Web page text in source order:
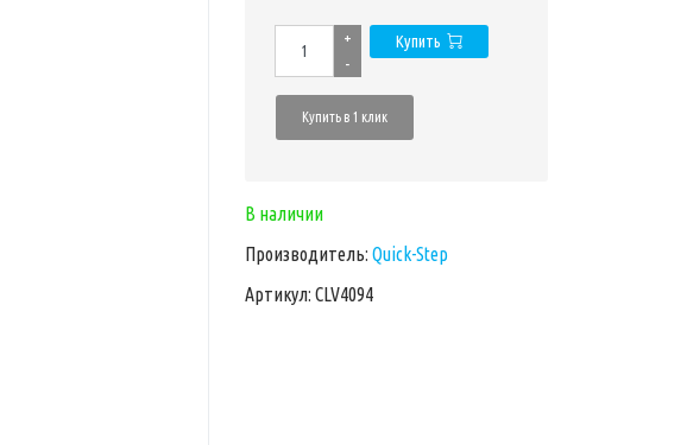
+
-
Купить
Купить в 1 клик
В наличии
Производитель: Quick-Step
Артикул: CLV4094